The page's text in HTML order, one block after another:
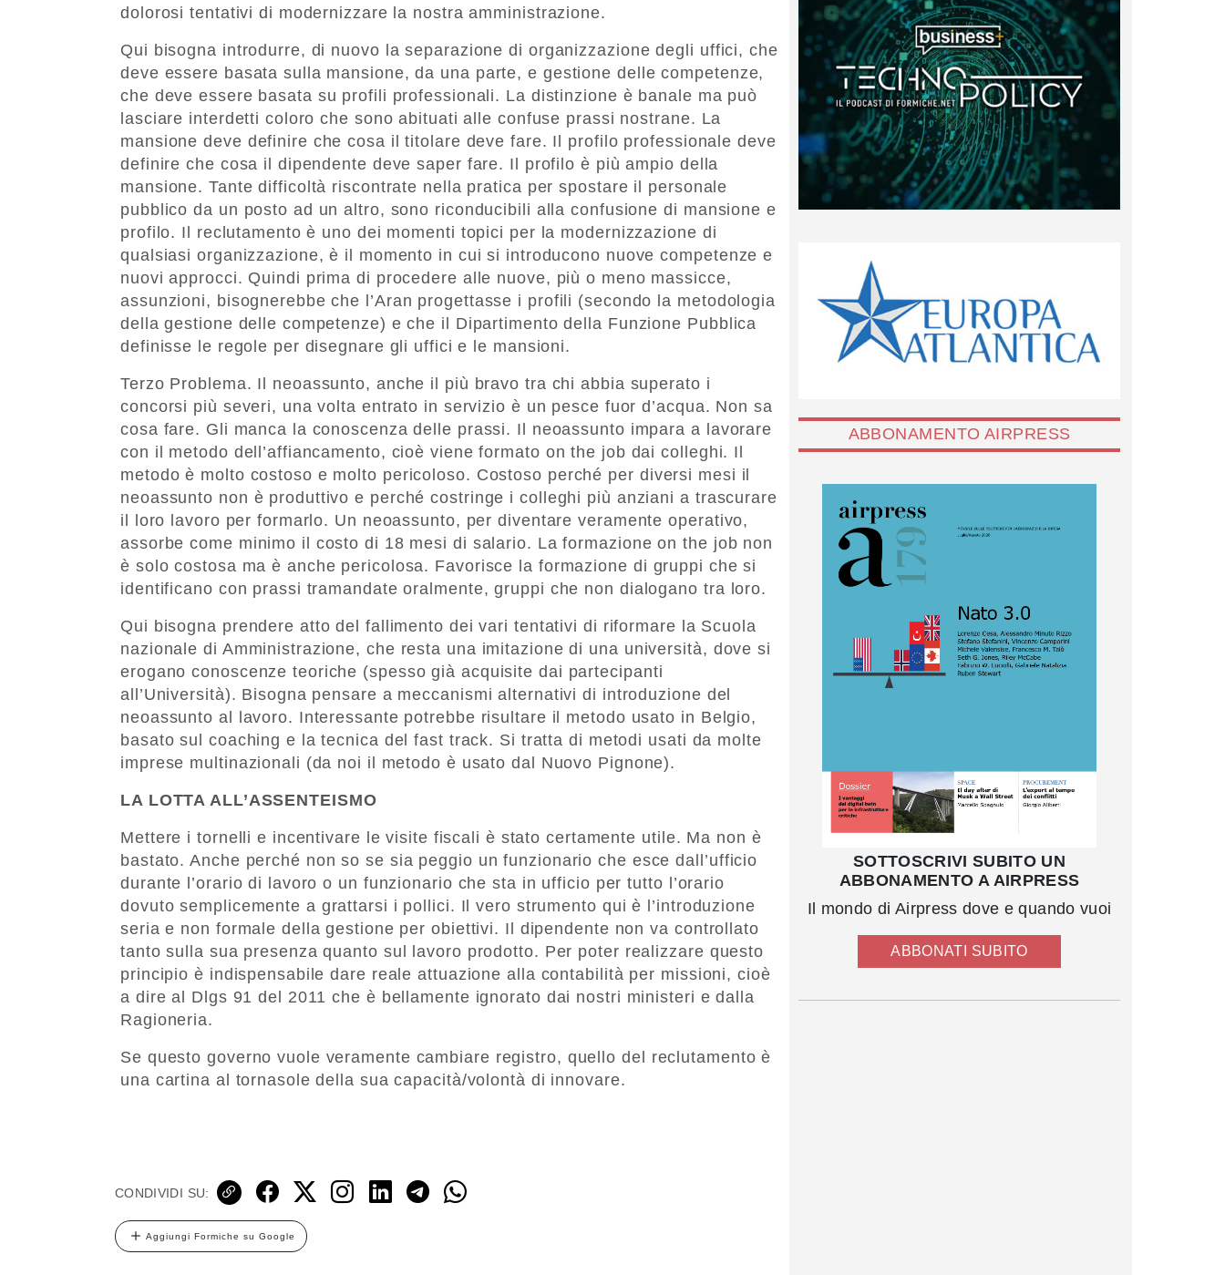
dolorosi tentativi di modernizzare la nostra amministrazione.
Qui bisogna introdurre, di nuovo la separazione di organizzazione degli uffici, che
deve essere basata sulla mansione, da una parte, e gestione delle competenze,
che deve essere basata su profili professionali. La distinzione è banale ma può
lasciare interdetti coloro che sono abituati alle confuse prassi nostrane. La
mansione deve definire che cosa il titolare deve fare. Il profilo professionale deve
definire che cosa il dipendente deve saper fare. Il profilo è più ampio della
mansione. Tante difficoltà riscontrate nella pratica per spostare il personale
pubblico da un posto ad un altro, sono riconducibili alla confusione di mansione e
profilo. Il reclutamento è uno dei momenti topici per la modernizzazione di
qualsiasi organizzazione, è il momento in cui si introducono nuove competenze e
nuovi approcci. Quindi prima di procedere alle nuove, più o meno massicce,
assunzioni, bisognerebbe che l’Aran progettasse i profili (secondo la metodologia
della gestione delle competenze) e che il Dipartimento della Funzione Pubblica
definisse le regole per disegnare gli uffici e le mansioni.
Terzo Problema. Il neoassunto, anche il più bravo tra chi abbia superato i
concorsi più severi, una volta entrato in servizio è un pesce fuor d’acqua. Non sa
cosa fare. Gli manca la conoscenza delle prassi. Il neoassunto impara a lavorare
con il metodo dell’affiancamento, cioè viene formato on the job dai colleghi. Il
metodo è molto costoso e molto pericoloso. Costoso perché per diversi mesi il
neoassunto non è produttivo e perché costringe i colleghi più anziani a trascurare
il loro lavoro per formarlo. Un neoassunto, per diventare veramente operativo,
assorbe come minimo il costo di 18 mesi di salario. La formazione on the job non
è solo costosa ma è anche pericolosa. Favorisce la formazione di gruppi che si
identificano con prassi tramandate oralmente, gruppi che non dialogano tra loro.
Qui bisogna prendere atto del fallimento dei vari tentativi di riformare la Scuola
nazionale di Amministrazione, che resta una imitazione di una università, dove si
erogano conoscenze teoriche (spesso già acquisite dai partecipanti
all’Università). Bisogna pensare a meccanismi alternativi di introduzione del
neoassunto al lavoro. Interessante potrebbe risultare il metodo usato in Belgio,
basato sul coaching e la tecnica del fast track. Si tratta di metodi usati da molte
imprese multinazionali (da noi il metodo è usato dal Nuovo Pignone).
LA LOTTA ALL’ASSENTEISMO
Mettere i tornelli e incentivare le visite fiscali è stato certamente utile. Ma non è
bastato. Anche perché non so se sia peggio un funzionario che esce dall’ufficio
durante l’orario di lavoro o un funzionario che sta in ufficio per tutto l’orario
dovuto semplicemente a grattarsi i pollici. Il vero strumento qui è l’introduzione
seria e non formale della gestione per obiettivi. Il dipendente non va controllato
tanto sulla sua presenza quanto sul lavoro prodotto. Per poter realizzare questo
principio è indispensabile dare reale attuazione alla contabilità per missioni, cioè
a dire al Dlgs 91 del 2011 che è bellamente ignorato dai nostri ministeri e dalla
Ragioneria.
Se questo governo vuole veramente cambiare registro, quello del reclutamento è
una cartina al tornasole della sua capacità/volontà di innovare.
CONDIVIDI SU:
Aggiungi Formiche su Google
ABBONAMENTO AIRPRESS
SOTTOSCRIVI SUBITO UN
ABBONAMENTO A AIRPRESS
Il mondo di Airpress dove e quando vuoi
ABBONATI SUBITO